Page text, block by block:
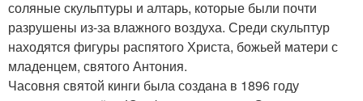
соляные скульптуры и алтарь, которые были почти
разрушены из-за влажного воздуха. Среди скульптур
находятся фигуры распятого Христа, божьей матери с
младенцем, святого Антония.
Часовня святой кинги была создана в 1896 году